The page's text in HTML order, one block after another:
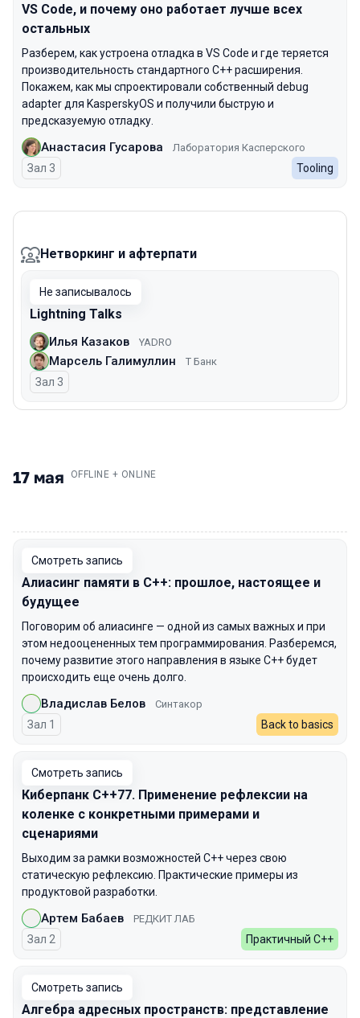
VS Code, и почему оно работает лучше всех
остальных
Разберем, как устроена отладка в VS Code и где теряется
производительность стандартного C++ расширения.
Покажем, как мы спроектировали собственный debug
adapter для KasperskyOS и получили быструю и
предсказуемую отладку.
Анастасия Гусарова Лаборатория Касперского
Зал 3 Tooling
Нетворкинг и афтерпати
Не записывалось
Lightning Talks
Илья Казаков YADRO
Марсель Галимуллин Т Банк
Зал 3
17 мая .OFFLINE + ONLINE
Смотреть запись
Алиасинг памяти в C++: прошлое, настоящее и
будущее
Поговорим об алиасинге — одной из самых важных и при
этом недооцененных тем программирования. Разберемся,
почему развитие этого направления в языке C++ будет
происходить еще очень долго.
Владислав Белов Синтакор
Зал 1 Back to basics
Смотреть запись
Киберпанк C++77. Применение рефлексии на
коленке с конкретными примерами и
сценариями
Выходим за рамки возможностей C++ через свою
статическую рефлексию. Практические примеры из
продуктовой разработки.
Артем Бабаев РЕДКИТ ЛАБ
Зал 2 Практичный С++
Смотреть запись
Алгебра адресных пространств: представление